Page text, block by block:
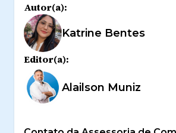
Autor(a):
Katrine Bentes
Editor(a):
Alailson Muniz